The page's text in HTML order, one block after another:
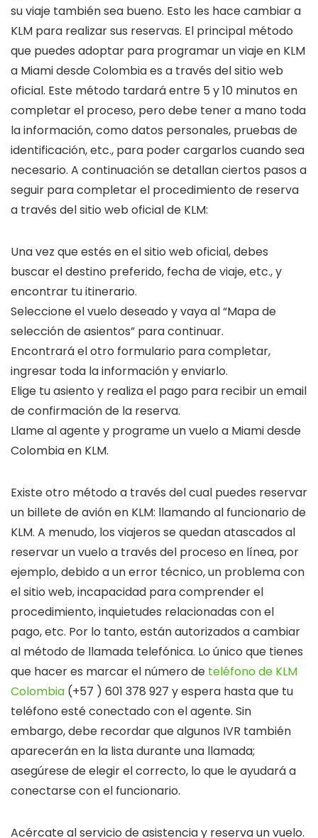
su viaje también sea bueno. Esto les hace cambiar a
KLM para realizar sus reservas. El principal método
que puedes adoptar para programar un viaje en KLM
a Miami desde Colombia es a través del sitio web
oficial. Este método tardará entre 5 y 10 minutos en
completar el proceso, pero debe tener a mano toda
la información, como datos personales, pruebas de
identificación, etc., para poder cargarlos cuando sea
necesario. A continuación se detallan ciertos pasos a
seguir para completar el procedimiento de reserva
a través del sitio web oficial de KLM:
Una vez que estés en el sitio web oficial, debes
buscar el destino preferido, fecha de viaje, etc., y
encontrar tu itinerario.
Seleccione el vuelo deseado y vaya al “Mapa de
selección de asientos” para continuar.
Encontrará el otro formulario para completar,
ingresar toda la información y enviarlo.
Elige tu asiento y realiza el pago para recibir un email
de confirmación de la reserva.
Llame al agente y programe un vuelo a Miami desde
Colombia en KLM.
Existe otro método a través del cual puedes reservar
un billete de avión en KLM: llamando al funcionario de
KLM. A menudo, los viajeros se quedan atascados al
reservar un vuelo a través del proceso en línea, por
ejemplo, debido a un error técnico, un problema con
el sitio web, incapacidad para comprender el
procedimiento, inquietudes relacionadas con el
pago, etc. Por lo tanto, están autorizados a cambiar
al método de llamada telefónica. Lo único que tienes
que hacer es marcar el número de teléfono de KLM
Colombia (+57 ) 601 378 927 y espera hasta que tu
teléfono esté conectado con el agente. Sin
embargo, debe recordar que algunos IVR también
aparecerán en la lista durante una llamada;
asegúrese de elegir el correcto, lo que le ayudará a
conectarse con el funcionario.
Acércate al servicio de asistencia y reserva un vuelo.